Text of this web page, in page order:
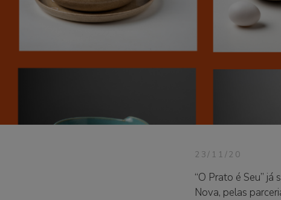
23/11/20
“O Prato é Seu”
Nova, pelas